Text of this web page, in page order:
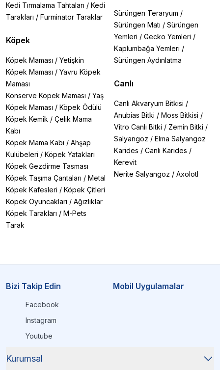
Kedi Tırmalama Tahtaları / Kedi
Tarakları / Furminator Taraklar
Köpek
Köpek Maması / Yetişkin
Köpek Maması / Yavru Köpek
Maması
Konserve Köpek Maması / Yaş
Köpek Maması / Köpek Ödülü
Köpek Kemik / Çelik Mama
Kabı
Köpek Mama Kabı / Ahşap
Kulübeleri / Köpek Yatakları
Köpek Gezdirme Tasması
Köpek Taşıma Çantaları / Metal
Köpek Kafesleri / Köpek Çitleri
Köpek Oyuncakları / Ağızlıklar
Köpek Tarakları / M-Pets
Tarak
Sürüngen Teraryum /
Sürüngen Matı / Sürüngen
Yemleri / Gecko Yemleri /
Kaplumbağa Yemleri /
Sürüngen Aydınlatma
Canlı
Canlı Akvaryum Bitkisi /
Anubias Bitki / Moss Bitkisi /
Vitro Canlı Bitki / Zemin Bitki /
Salyangoz / Elma Salyangoz
Karides / Canlı Karides /
Kerevit
Nerite Salyangoz / Axolotl
Bizi Takip Edin
Facebook
Instagram
Youtube
Mobil Uygulamalar
Kurumsal